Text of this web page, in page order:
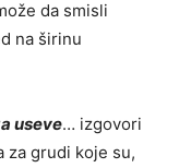
da smisli
na širinu
useve… izgovori
za grudi koje su,